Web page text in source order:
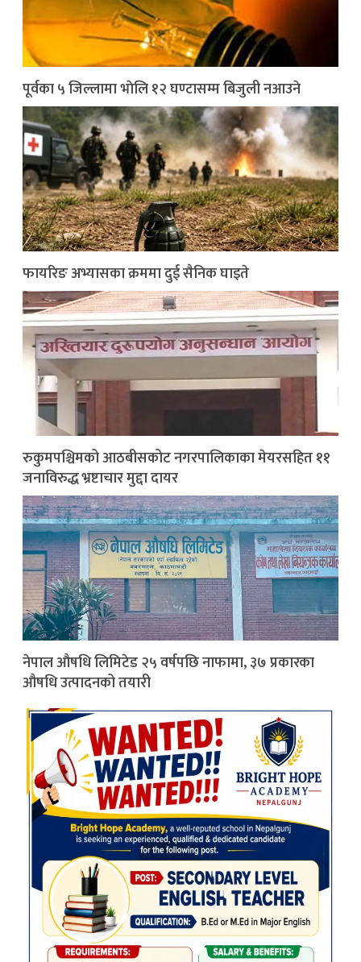
पूर्वका ५ जिल्लामा भाेलि १२ घण्टासम्म बिजुली नआउने
फायरिङ अभ्यासका क्रममा दुई सैनिक घाइते
रुकुमपश्चिमको आठबीसकोट नगरपालिकाका मेयरसहित ११
जनाविरुद्ध भ्रष्टाचार मुद्दा दायर
नेपाल औषधि लिमिटेड २५ वर्षपछि नाफामा, ३७ प्रकारका
औषधि उत्पादनको तयारी